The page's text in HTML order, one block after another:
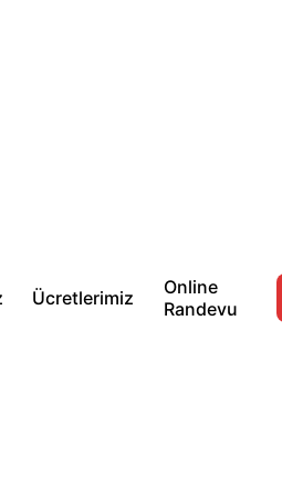
Ücretlerimiz
Online
Randevu